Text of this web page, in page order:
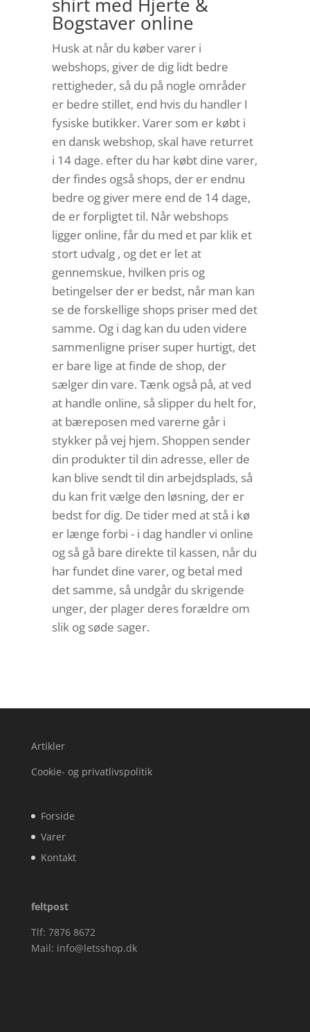
Bogstaver online
Husk at når du køber varer i
webshops, giver de dig lidt bedre
rettigheder, så du på nogle områder
er bedre stillet, end hvis du handler I
fysiske butikker. Varer som er købt i
en dansk webshop, skal have returret
i 14 dage. efter du har købt dine varer,
der findes også shops, der er endnu
bedre og giver mere end de 14 dage,
de er forpligtet til. Når webshops
ligger online, får du med et par klik et
stort udvalg , og det er let at
gennemskue, hvilken pris og
betingelser der er bedst, når man kan
se de forskellige shops priser med det
samme. Og i dag kan du uden videre
sammenligne priser super hurtigt, det
er bare lige at finde de shop, der
sælger din vare. Tænk også på, at ved
at handle online, så slipper du helt for,
at bæreposen med varerne går i
stykker på vej hjem. Shoppen sender
din produkter til din adresse, eller de
kan blive sendt til din arbejdsplads, så
du kan frit vælge den løsning, der er
bedst for dig. De tider med at stå i kø
er længe forbi - i dag handler vi online
og så gå bare direkte til kassen, når du
har fundet dine varer, og betal med
det samme, så undgår du skrigende
unger, der plager deres forældre om
slik og søde sager.
Artikler
Cookie- og privatlivspolitik
Forside
Varer
Kontakt
feltpost
Tlf: 7876 8672
Mail: info@letsshop.dk